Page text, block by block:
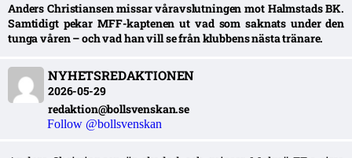
Anders Christiansen missar våravslutningen mot Halmstads BK.
Samtidigt pekar MFF-kaptenen ut vad som saknats under den
tunga våren – och vad han vill se från klubbens nästa tränare.
NYHETSREDAKTIONEN
2026-05-29
redaktion@bollsvenskan.se
Follow @bollsvenskan